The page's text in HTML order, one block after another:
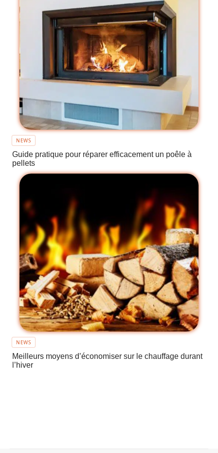
NEWS
Guide pratique pour réparer efficacement un poêle à
pellets
NEWS
Meilleurs moyens d’économiser sur le chauffage durant
l’hiver